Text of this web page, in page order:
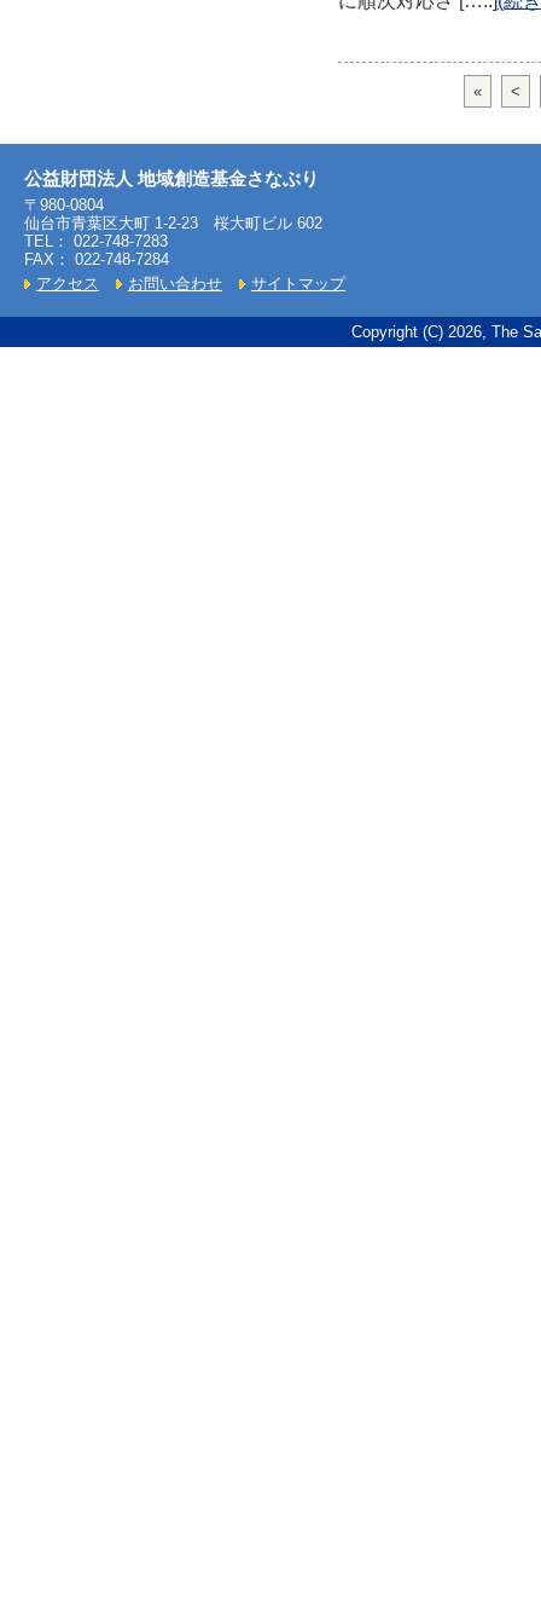
« <
公益財団法人 地域創造基金さなぶり
〒980-0804
仙台市青葉区大町 1-2-23 桜大町ビル 602
TEL： 022-748-7283
FAX： 022-748-7284
アクセス
お問い合わせ サイトマップ
Copyright (C) 2026, The